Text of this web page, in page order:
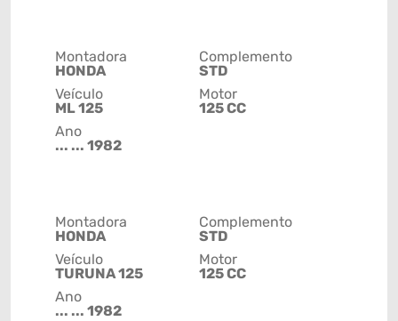
Montadora
HONDA
Veículo
ML 125
Ano
... ... 1982
Complemento
STD
Motor
125 CC
Montadora
HONDA
Veículo
TURUNA 125
Ano
... ... 1982
Complemento
STD
Motor
125 CC